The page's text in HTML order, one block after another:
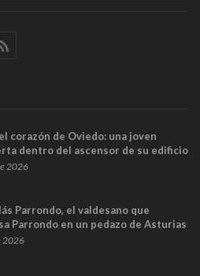
corazón de Oviedo: una joven
dentro del ascensor de su edificio
captan sus últimos minutos
2026
Parrondo, el valdesano que
Parrondo en un pedazo de Asturias
2026